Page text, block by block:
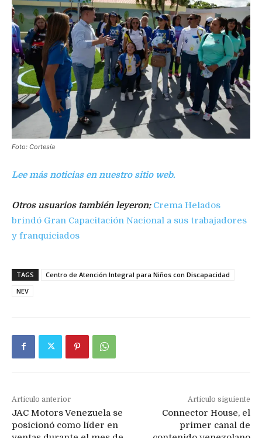
Foto: Cortesía
Lee más noticias en nuestro sitio web.
Otros usuarios también leyeron: Crema Helados
brindó Gran Capacitación Nacional a sus trabajadores
y franquiciados
TAGS
Centro de Atención Integral para Niños con Discapacidad
NEV
Artículo anterior
JAC Motors Venezuela se
posicionó como líder en
Artículo siguiente
Connector House, el
primer canal de